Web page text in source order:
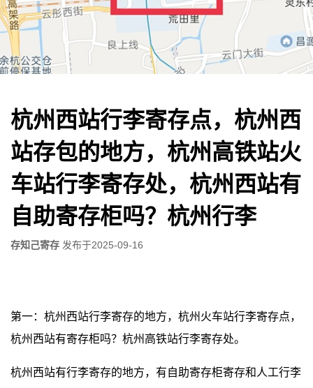
杭州西站行李寄存点，杭州西
站存包的地方，杭州高铁站火
车站行李寄存处，杭州西站有
自助寄存柜吗？杭州行李
存知己寄存 发布于2025-09-16
第一：杭州西站行李寄存的地方，杭州火车站行李寄存点，
杭州西站有寄存柜吗？杭州高铁站行李寄存处。
杭州西站有行李寄存的地方，有自助寄存柜寄存和人工行李